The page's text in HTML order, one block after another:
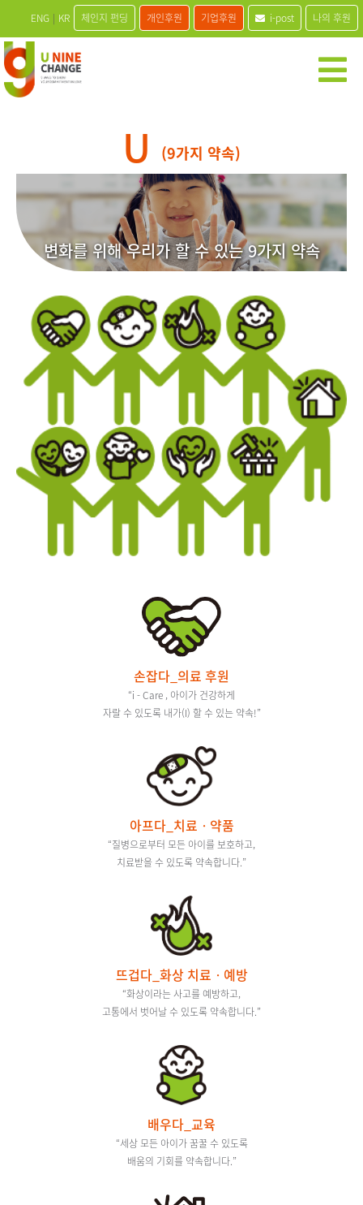
ENG | KR 체인지 펀딩 개인후원 기업후원 i-post 나의 후원
U (9가지 약속)
변화를 위해 우리가 할 수 있는 9가지 약속
손잡다_의료 후원
“i - Care , 아이가 건강하게
자랄 수 있도록 내가(I) 할 수 있는 약속!”
아프다_치료ㆍ약품
“질병으로부터 모든 아이를 보호하고,
치료받을 수 있도록 약속합니다.”
뜨겁다_화상 치료ㆍ예방
“화상이라는 사고를 예방하고,
고통에서 벗어날 수 있도록 약속합니다.”
배우다_교육
“세상 모든 아이가 꿈꿀 수 있도록
배움의 기회를 약속합니다.”